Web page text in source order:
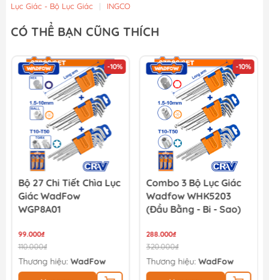
Lục Giác - Bộ Lục Giác | INGCO
CÓ THỂ BẠN CŨNG THÍCH
-10%
Bộ 27 Chi Tiết Chìa Lục
Giác WadFow
WGP8A01
99.000₫
110.000₫
Thương hiệu: WadFow
-10%
Combo 3 Bộ Lục Giác
Wadfow WHK5203
(Đầu Bằng - Bi - Sao)
288.000₫
320.000₫
Thương hiệu:WadFow